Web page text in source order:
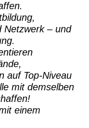
Netzwerk – und
auf Top-Niveau
mit demselben
einem